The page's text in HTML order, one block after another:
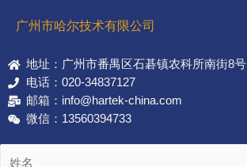
广州市哈尔技术有限公司
地址：广州市番禺区石碁镇农科所南街8号
电话：020-34837127
邮箱：info@hartek-china.com
微信：13560394733